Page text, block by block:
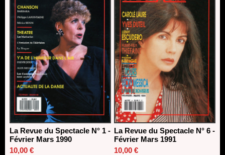
La Revue du Spectacle N° 1 -
Février Mars 1990
10,00 €
La Revue du Spectacle N° 6 -
Février Mars 1991
10,00 €